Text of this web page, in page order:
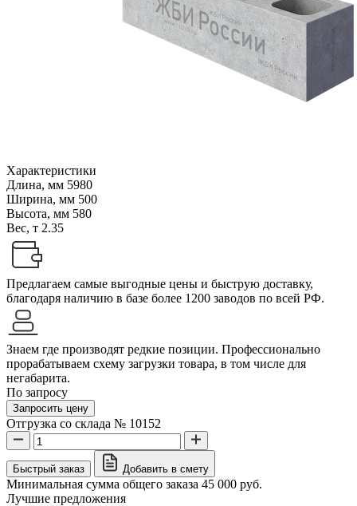
Характеристики
Длина, мм 5980
Ширина, мм 500
Высота, мм 580
Вес, т 2.35
Предлагаем самые выгодные цены и быструю доставку,
благодаря наличию в базе более 1200 заводов по всей РФ.
Знаем где производят редкие позиции. Профессионально
прорабатываем схему загрузки товара, в том числе для
негабарита.
По запросу
Запросить цену
Отгрузка со склада № 10152
Быстрый заказ Добавить в смету
Минимальная сумма общего заказа 45 000 руб.
Лучшие предложения